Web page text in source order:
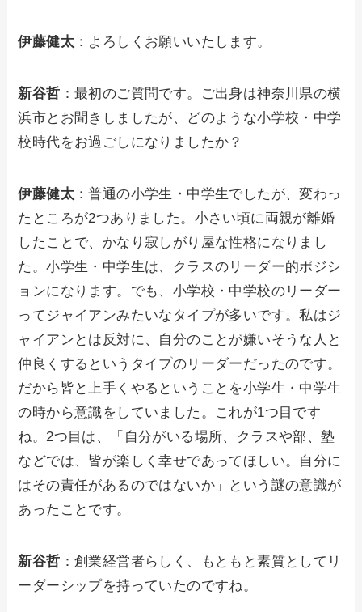
伊藤健太 ：よろしくお願いいたします。
新谷哲 ：最初のご質問です。ご出身は神奈川県の横
浜市とお聞きしましたが、どのような小学校・中学
校時代をお過ごしになりましたか？
伊藤健太 ：普通の小学生・中学生でしたが、変わっ
たところが2つありました。小さい頃に両親が離婚
したことで、かなり寂しがり屋な性格になりまし
た。小学生・中学生は、クラスのリーダー的ポジシ
ョンになります。でも、小学校・中学校のリーダー
ってジャイアンみたいなタイプが多いです。私はジ
ャイアンとは反対に、自分のことが嫌いそうな人と
仲良くするというタイプのリーダーだったのです。
だから皆と上手くやるということを小学生・中学生
の時から意識をしていました。これが1つ目です
ね。2つ目は、「自分がいる場所、クラスや部、塾
などでは、皆が楽しく幸せであってほしい。自分に
はその責任があるのではないか」という謎の意識が
あったことです。
新谷哲 ：創業経営者らしく、もともと素質としてリ
ーダーシップを持っていたのですね。